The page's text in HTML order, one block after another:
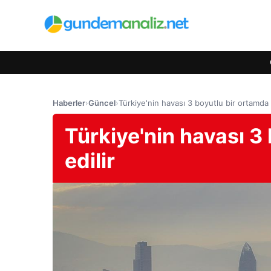
Haberler›Güncel›Türkiye'nin havası 3 boyutlu bir
Türkiye'nin havası
edilir